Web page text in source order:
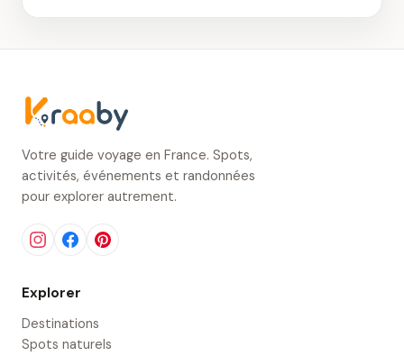
Votre guide voyage en France. Spots,
activités, événements et randonnées
pour explorer autrement.
Explorer
Destinations
Spots naturels